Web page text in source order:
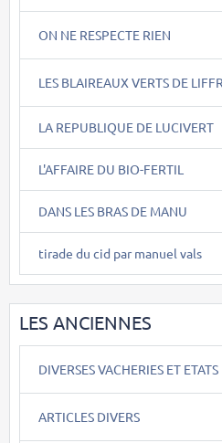
ON NE RESPECTE RIEN
LES BLAIREAUX VERTS DE
LA REPUBLIQUE DE LUCIVERT
L'AFFAIRE DU BIO-FERTIL
DANS LES BRAS DE MANU
tirade du cid par manuel vals
LES ANCIENNES
DIVERSES VACHERIES ET
ARTICLES DIVERS